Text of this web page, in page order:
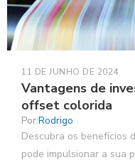
Vantagens de
offset colorida
11 DE JUNHO DE 2024
Por:Rodrigo
Descubra os benefícios
pode impulsionar a sua